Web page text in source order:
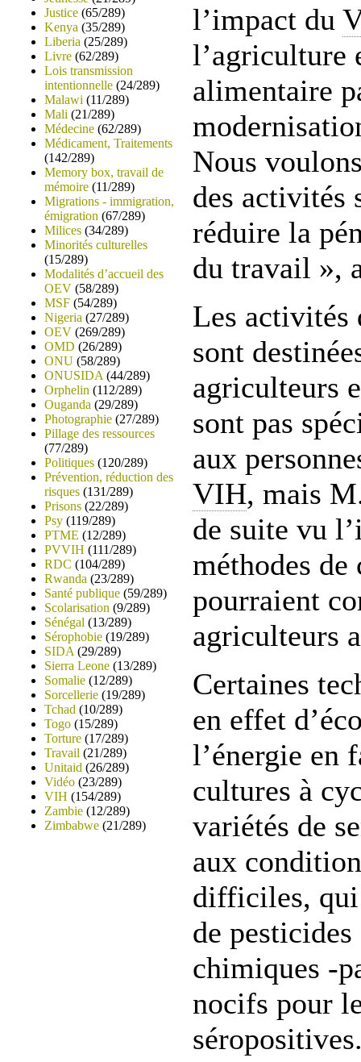
Justice (65/289)
Kenya (35/289)
Liberia (25/289)
Livre (62/289)
Lois transmission
intentionnelle (24/289)
Malawi (11/289)
Mali (21/289)
Médecine (62/289)
Médicament, Traitements
(142/289)
Memory box, travail de
mémoire (11/289)
Migrations - immigration,
émigration (67/289)
Milices (34/289)
Minorités culturelles
(15/289)
Modalités d’accueil des
OEV (58/289)
MSF (54/289)
Nigeria (27/289)
OEV (269/289)
OMD (26/289)
ONU (58/289)
ONUSIDA (44/289)
Orphelin (112/289)
Ouganda (29/289)
Photographie (27/289)
Pillage des ressources
(77/289)
Politiques (120/289)
Prévention, réduction des
risques (131/289)
Prisons (22/289)
Psy (119/289)
PTME (12/289)
PVVIH (111/289)
RDC (104/289)
Rwanda (23/289)
Santé publique (59/289)
Scolarisation (9/289)
Sénégal (13/289)
Sérophobie (19/289)
SIDA (29/289)
Sierra Leone (13/289)
Somalie (12/289)
Sorcellerie (19/289)
Tchad (10/289)
Togo (15/289)
Torture (17/289)
Travail (21/289)
Unitaid (26/289)
Vidéo (23/289)
VIH (154/289)
Zambie (12/289)
Zimbabwe (21/289)
l’impact du
l’agriculture
alimentaire
Nous
des activités
réduire la
du travail »,
Les activités
sont
agriculteurs
sont pas
aux
VIH, mais
de suite vu
méthodes
pourraient
agriculteurs
Certaines
en effet
l’énergie en
cultures à
variétés de
aux
difficiles, qui
de
chimiques -
nocifs pour